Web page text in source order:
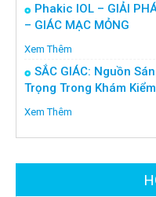
Phakic IOL – GIẢI
– GIÁC MẠC MỎNG
Xem Thêm
SẮC GIÁC: Nguồn
Trọng Trong Khám
Xem Thêm